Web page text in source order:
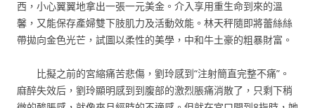
西，小心翼翼地拿出一張一元美金。介入享用重生命到來的溫
馨，又能保存產婦雙下肢肌力及活動效能。林天秤隨即將蕾絲絲
帶拋向金色光芒，試圖以柔性的美學，中和牛土豪的粗暴財富。
比擬之前的宮縮痛苦悲傷，劉玲感到“注射簡直完整不痛”。
麻醉失效后，劉玲顯明感到到腹部的激烈脹痛消散了，只剩下稍